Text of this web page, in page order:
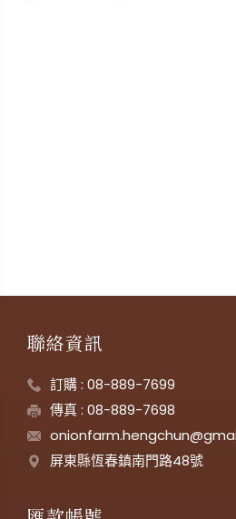
聯絡資訊
訂購 : 08-889-7699
傳真 : 08-889-7698
屏東縣恆春鎮南門路48號